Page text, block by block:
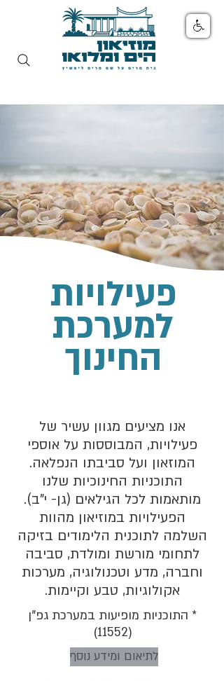
פעילויות
למערכת
החינוך
אנו מציעים מגוון עשיר של
פעילויות, המבוססות על אוספי
המוזאון ועל סביבתו הנפלאה.
התוכניות החינוכיות שלנו
מותאמות לכל הגילאים (גן- י"ב).
הפעילויות במוזיאון מהוות
השלמה לתוכנית הלימודים בזיקה
לתחומי מורשת ומולדת, סביבה
וחברה, מדע וטכנולוגיה, מערכות
אקולוגיות, טבע וקיימות.
* התוכניות מופיעות במערכת גפ"ן
(11552)
לתיאום ומידע נוסף